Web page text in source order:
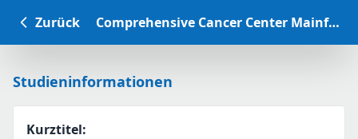
Zurück Comprehensive Cancer Center Mainfranken Studiendatenbank
Studieninformationen
Kurztitel: